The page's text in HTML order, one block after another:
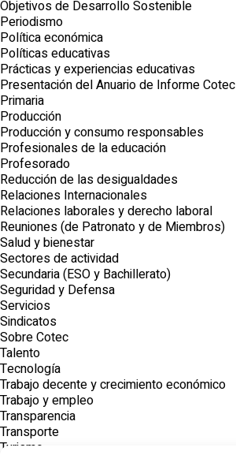
Objetivos de Desarrollo Sostenible
Periodismo
Política económica
Políticas educativas
Prácticas y experiencias educativas
Presentación del Anuario de Informe Cotec
Primaria
Producción
Producción y consumo responsables
Profesionales de la educación
Profesorado
Reducción de las desigualdades
Relaciones Internacionales
Relaciones laborales y derecho laboral
Reuniones (de Patronato y de Miembros)
Salud y bienestar
Sectores de actividad
Secundaria (ESO y Bachillerato)
Seguridad y Defensa
Servicios
Sindicatos
Sobre Cotec
Talento
Tecnología
Trabajo decente y crecimiento económico
Trabajo y empleo
Transparencia
Transporte
Turismo